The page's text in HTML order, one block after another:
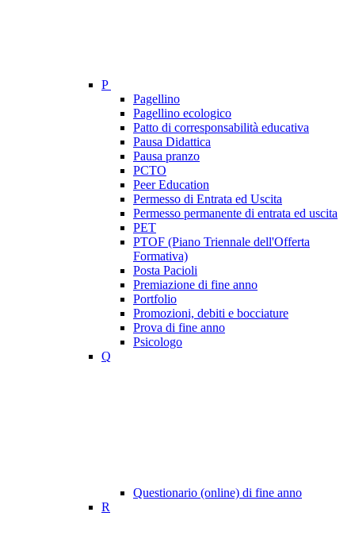
P
Pagellino
Pagellino ecologico
Patto di corresponsabilità educativa
Pausa Didattica
Pausa pranzo
PCTO
Peer Education
Permesso di Entrata ed Uscita
Permesso permanente di entrata ed uscita
PET
PTOF (Piano Triennale dell'Offerta
Formativa)
Posta Pacioli
Premiazione di fine anno
Portfolio
Promozioni, debiti e bocciature
Prova di fine anno
Psicologo
Q
Questionario (online) di fine anno
R